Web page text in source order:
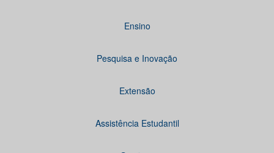
Ensino
Pesquisa e Inovação
Extensão
Assistência Estudantil